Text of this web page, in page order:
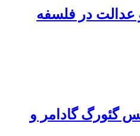
در فلسفه
گئورگ گادامر و